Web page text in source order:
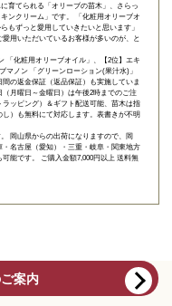
育てられる「オリーブの苗木 」、さらっ
ンクリーム 」です。 「化粧用オリーブオ
もずっと愛用していきたいと思います」
用いただいているお客様が多いのが、と
「化粧用オリーブオイル 」、【2位】
エキ
マノン 「グリーンローション(果汁水)」
間の返金保証（返品保証）
も実施していま
月曜日～金曜日）は午後2時までのご注
ッピング）＆ギフト配送可能、苗木は指
）も無料にて対応します。表書きが不明
岡山県からの出荷になりますので、岡
名古屋（愛知）・三重・岐阜・関東地方
能です。 ご購入金額7,000円以上 送料無
案内